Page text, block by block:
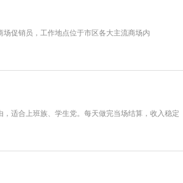
促销员，工作地点位于市区各大主流商场内
适合上班族、学生党。每天做完当场结算，收入稳定